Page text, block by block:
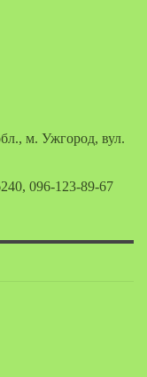
м. Ужгород, вул.
096-123-89-67